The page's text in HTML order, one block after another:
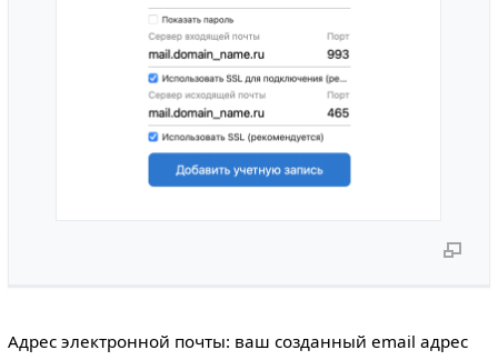
Адрес электронной почты: ваш созданный email адрес